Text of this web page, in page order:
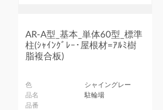
AR-A型_基本_単体60型_標準
柱(ｼｬｲﾝｸﾞﾚｰ･屋根材=ｱﾙﾐ樹
脂複合板)
色
シャイングレー
品名
駐輪場
品番